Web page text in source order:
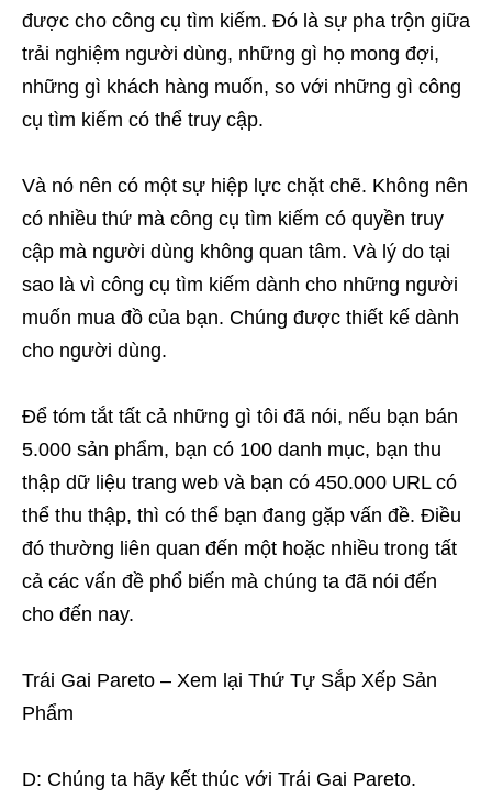
được cho công cụ tìm kiếm. Đó là sự pha trộn giữa
trải nghiệm người dùng, những gì họ mong đợi,
những gì khách hàng muốn, so với những gì công
cụ tìm kiếm có thể truy cập.
Và nó nên có một sự hiệp lực chặt chẽ. Không nên
có nhiều thứ mà công cụ tìm kiếm có quyền truy
cập mà người dùng không quan tâm. Và lý do tại
sao là vì công cụ tìm kiếm dành cho những người
muốn mua đồ của bạn. Chúng được thiết kế dành
cho người dùng.
Để tóm tắt tất cả những gì tôi đã nói, nếu bạn bán
5.000 sản phẩm, bạn có 100 danh mục, bạn thu
thập dữ liệu trang web và bạn có 450.000 URL có
thể thu thập, thì có thể bạn đang gặp vấn đề. Điều
đó thường liên quan đến một hoặc nhiều trong tất
cả các vấn đề phổ biến mà chúng ta đã nói đến
cho đến nay.
Trái Gai Pareto – Xem lại Thứ Tự Sắp Xếp Sản
Phẩm
D: Chúng ta hãy kết thúc với Trái Gai Pareto.